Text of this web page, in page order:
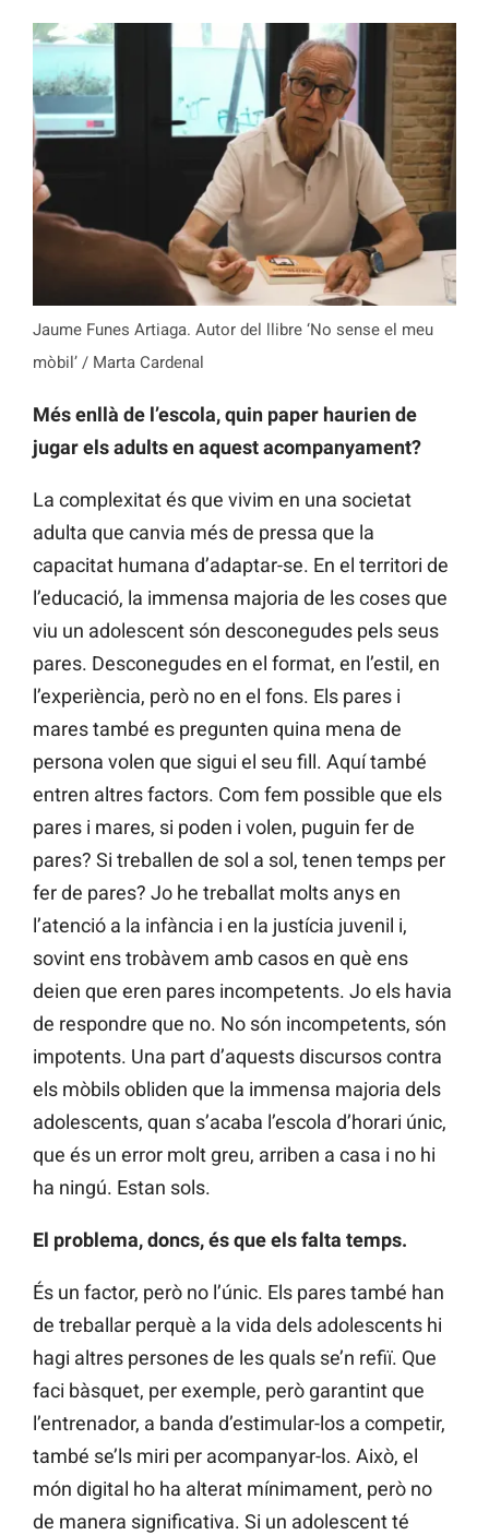
Jaume Funes Artiaga. Autor del llibre ‘No sense el meu
mòbil’ / Marta Cardenal
Més enllà de l’escola, quin paper haurien de
jugar els adults en aquest acompanyament?
La complexitat és que vivim en una societat
adulta que canvia més de pressa que la
capacitat humana d’adaptar-se. En el territori de
l’educació, la immensa majoria de les coses que
viu un adolescent són desconegudes pels seus
pares. Desconegudes en el format, en l’estil, en
l’experiència, però no en el fons. Els pares i
mares també es pregunten quina mena de
persona volen que sigui el seu fill. Aquí també
entren altres factors. Com fem possible que els
pares i mares, si poden i volen, puguin fer de
pares? Si treballen de sol a sol, tenen temps per
fer de pares? Jo he treballat molts anys en
l’atenció a la infància i en la justícia juvenil i,
sovint ens trobàvem amb casos en què ens
deien que eren pares incompetents. Jo els havia
de respondre que no. No són incompetents, són
impotents. Una part d’aquests discursos contra
els mòbils obliden que la immensa majoria dels
adolescents, quan s’acaba l’escola d’horari únic,
que és un error molt greu, arriben a casa i no hi
ha ningú. Estan sols.
El problema, doncs, és que els falta temps.
És un factor, però no l’únic. Els pares també han
de treballar perquè a la vida dels adolescents hi
hagi altres persones de les quals se’n refiï. Que
faci bàsquet, per exemple, però garantint que
l’entrenador, a banda d’estimular-los a competir,
també se’ls miri per acompanyar-los. Això, el
món digital ho ha alterat mínimament, però no
de manera significativa. Si un adolescent té